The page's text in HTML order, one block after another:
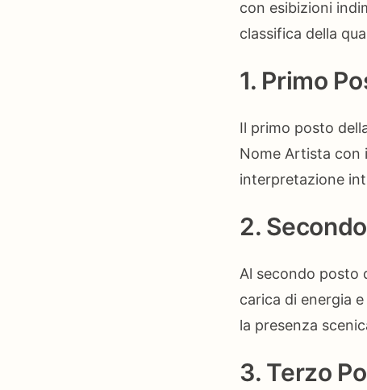
con esibizioni
classifica della
1. Primo
Il primo posto
Nome Artista con
interpretazione
2.
Al secondo posto
carica di energia
la presenza
3. Terzo